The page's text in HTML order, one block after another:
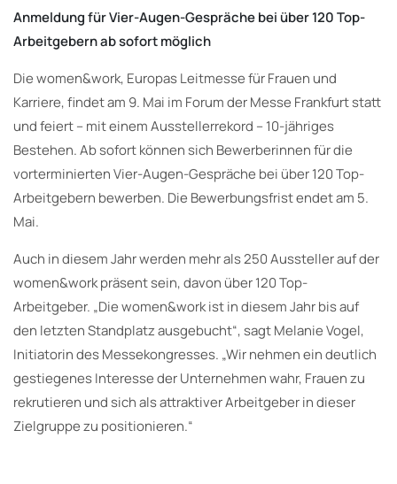
Anmeldung für Vier-Augen-Gespräche bei über 120 Top-
Arbeitgebern ab sofort möglich
Die women&work, Europas Leitmesse für Frauen und
Karriere, findet am 9. Mai im Forum der Messe Frankfurt statt
und feiert – mit einem Ausstellerrekord – 10-jähriges
Bestehen. Ab sofort können sich Bewerberinnen für die
vorterminierten Vier-Augen-Gespräche bei über 120 Top-
Arbeitgebern bewerben. Die Bewerbungsfrist endet am 5.
Mai.
Auch in diesem Jahr werden mehr als 250 Aussteller auf der
women&work präsent sein, davon über 120 Top-
Arbeitgeber. „Die women&work ist in diesem Jahr bis auf
den letzten Standplatz ausgebucht“, sagt Melanie Vogel,
Initiatorin des Messekongresses. „Wir nehmen ein deutlich
gestiegenes Interesse der Unternehmen wahr, Frauen zu
rekrutieren und sich als attraktiver Arbeitgeber in dieser
Zielgruppe zu positionieren.“